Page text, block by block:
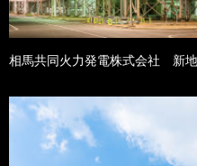
相馬共同火力発電株式会社 新